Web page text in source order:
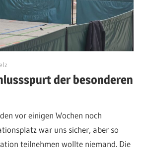
der besonderen
vor einigen Wochen noch
war uns sicher, aber so
teilnehmen wollte niemand. Die